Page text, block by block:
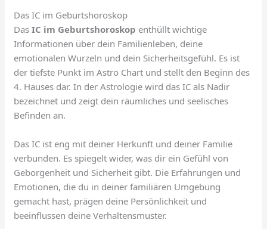
Das IC im Geburtshoroskop
DasIC im Geburtshoroskop enthüllt wichtige
Informationen über dein Familienleben, deine
emotionalen Wurzeln und dein Sicherheitsgefühl. Es ist
der tiefste Punkt im Astro Chart und stellt den Beginn des
4. Hauses dar. In der Astrologie wird das IC als Nadir
bezeichnet und zeigt dein räumliches und seelisches
Befinden an.
Das IC ist eng mit deiner Herkunft und deiner Familie
verbunden. Es spiegelt wider, was dir ein Gefühl von
Geborgenheit und Sicherheit gibt. Die Erfahrungen und
Emotionen, die du in deiner familiären Umgebung
gemacht hast, prägen deine Persönlichkeit und
beeinflussen deine Verhaltensmuster.